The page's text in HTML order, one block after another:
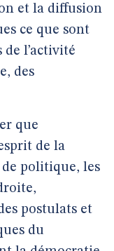
et la diffusion
ce que sont
l’activité
des
que
de la
de politique, les
postulats et
du